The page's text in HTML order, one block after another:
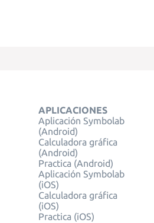
APLICACIONES
Aplicación Symbolab
(Android)
Calculadora gráfica
(Android)
Practica (Android)
Aplicación Symbolab
(iOS)
Calculadora gráfica
(iOS)
Practica (iOS)